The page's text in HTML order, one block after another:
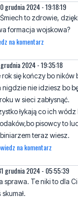
grudnia 2024 - 19:18:19
to zdrowie,
formacja wojskowa?
na komentarz
2024 - 19:35:18
się kończy bo ników
nigdzie nie idziesz bo
w sieci zabłysnąć.
łykają co ich wódz
pisowcy to
teraz wiesz.
na komentarz
grudnia 2024 - 05:55:39
sprawa. Te niki to dla